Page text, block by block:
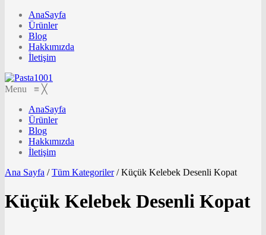
AnaSayfa
Ürünler
Blog
Hakkımızda
İletişim
Menu ≡ ╳
AnaSayfa
Ürünler
Blog
Hakkımızda
İletişim
Ana Sayfa / Tüm Kategoriler /Küçük Kelebek Desenli Kopat
Küçük Kelebek Desenli Kopat